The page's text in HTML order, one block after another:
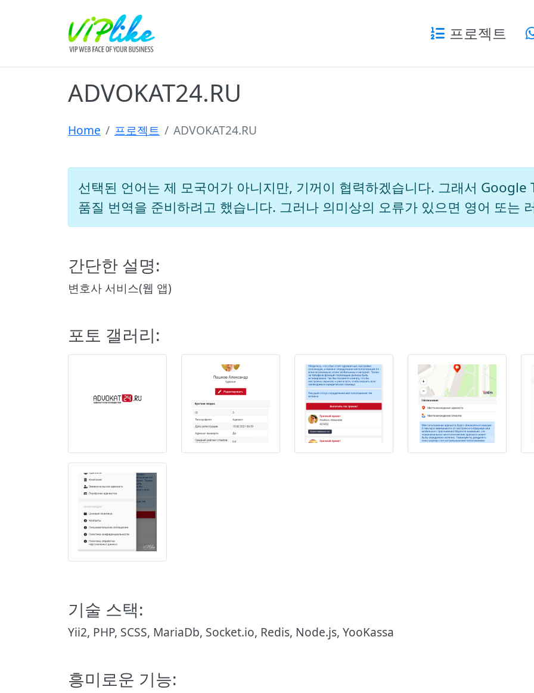
프로젝트
ADVOKAT24.RU
Home 프로젝트 ADVOKAT24.RU
선택된 언어는 제 모국어가 아니지만, 기꺼이 협력하겠습니다. 그래서
품질 번역을 준비하려고 했습니다. 그러나 의미상의 오류가 있으면 영어 또는
간단한 설명:
변호사 서비스(웹 앱)
포토 갤러리:
기술 스택:
Yii2, PHP, SCSS, MariaDb, Socket.io, Redis, Node.js, YooKassa
흥미로운 기능: